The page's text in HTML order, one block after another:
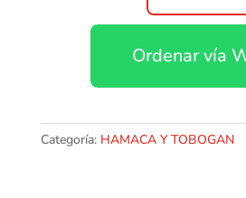
Basquet
Ordenar vía
Categoría: HAMACA Y TOBOGAN